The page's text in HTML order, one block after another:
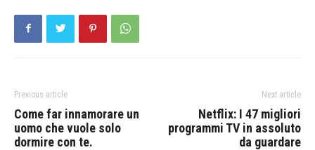
Previous article
Come far innamorare un
uomo che vuole solo
dormire con te.
Next article
Netflix: I 47 migliori
programmi TV in assoluto
da guardare